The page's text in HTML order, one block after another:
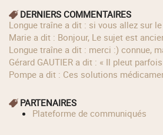
DERNIERS COMMENTAIRES
longue traîne a dit : si vous allez sur le
Marie a dit : Bonjour, Le sujet est
longue traîne a dit : merci :) connue,
Gérard GAUTIER a dit : « Il pleut parfois
Pompe a dit : Ces solutions
PARTENAIRES
Plateforme de communiqués